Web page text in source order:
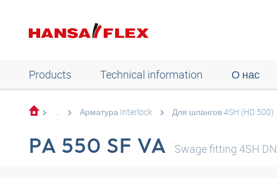
Products Technical information О нас
... Арматура Interlock Для шлангов 4SH (HD 500)
PA 550 SF VA Swage fitting 4SH